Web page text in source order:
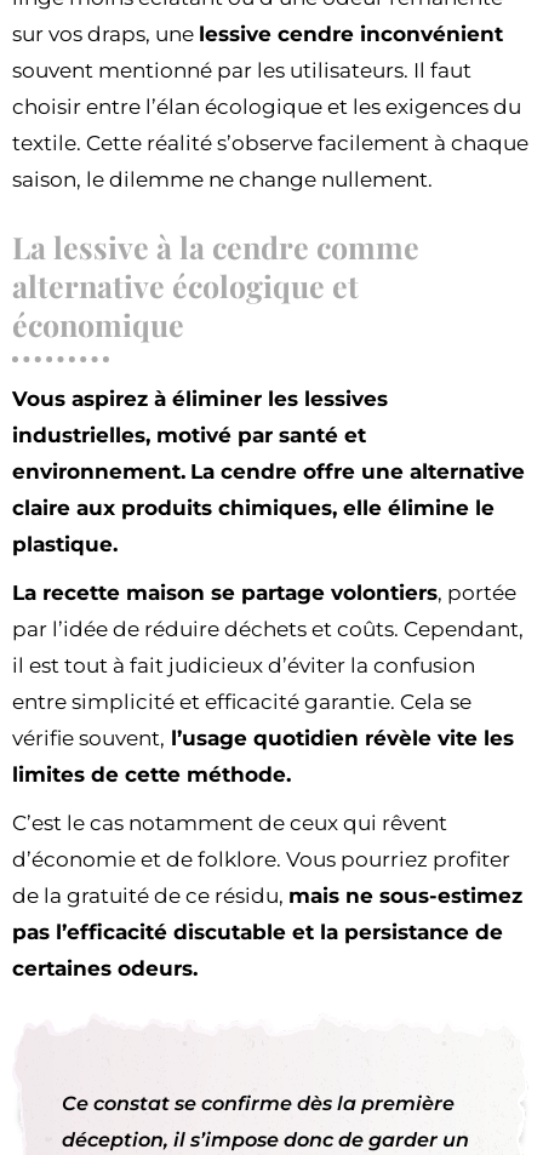
sur vos draps, une lessive cendre inconvénient
souvent mentionné par les utilisateurs. Il faut
choisir entre l’élan écologique et les exigences du
textile. Cette réalité s’observe facilement à chaque
saison, le dilemme ne change nullement.
La lessive à la cendre comme
alternative écologique et
économique
Vous aspirez à éliminer les lessives
industrielles, motivé par santé et
environnement. La cendre offre une alternative
claire aux produits chimiques, elle élimine le
plastique.
La recette maison se partage volontiers, portée
par l’idée de réduire déchets et coûts. Cependant,
il est tout à fait judicieux d’éviter la confusion
entre simplicité et efficacité garantie. Cela se
vérifie souvent, l’usage quotidien révèle vite les
limites de cette méthode.
C’est le cas notamment de ceux qui rêvent
d’économie et de folklore. Vous pourriez profiter
de la gratuité de ce résidu, mais ne sous-estimez
pas l’efficacité discutable et la persistance de
certaines odeurs.
Ce constat se confirme dès la première
déception, il s’impose donc de garder un